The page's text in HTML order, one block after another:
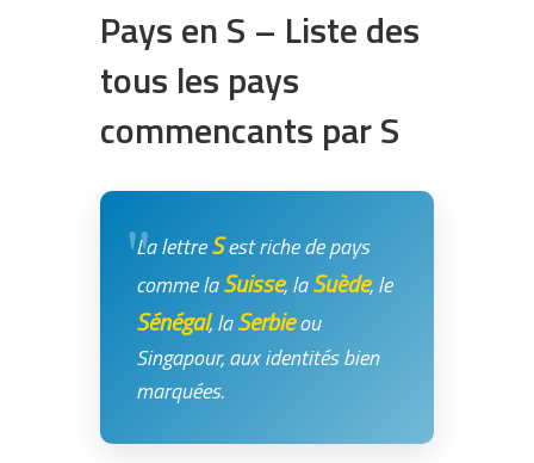
Pays en S – Liste des
tous les pays
commencants par S
La lettreSest riche de pays
comme laSuisse, laSuède, le
Sénégal, laSerbieou
Singapour, aux identités bien
marquées.